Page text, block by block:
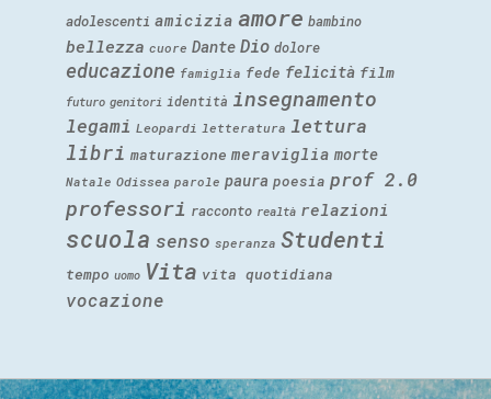
adolescenti amicizia amore bambino
bellezza cuore Dante Dio dolore
educazione famiglia fede felicità film
futuro genitori identità insegnamento
legami Leopardi letteratura lettura
libri maturazione meraviglia morte
Natale Odissea parole paura poesia prof 2.0
professori racconto realtà relazioni
scuola senso speranza Studenti
tempo uomo Vita vita quotidiana
vocazione